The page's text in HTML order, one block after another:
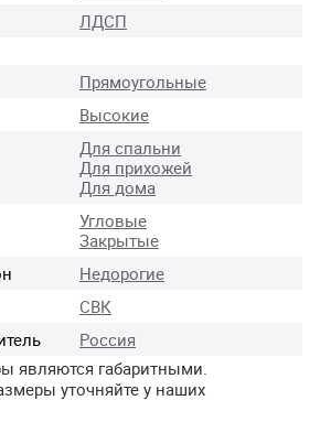
ЛДСП
Прямоугольные
Высокие
Для спальни
Для прихожей
Для дома
Угловые
Закрытые
Недорогие
СВК
Россия
являются габаритными.
уточняйте у наших